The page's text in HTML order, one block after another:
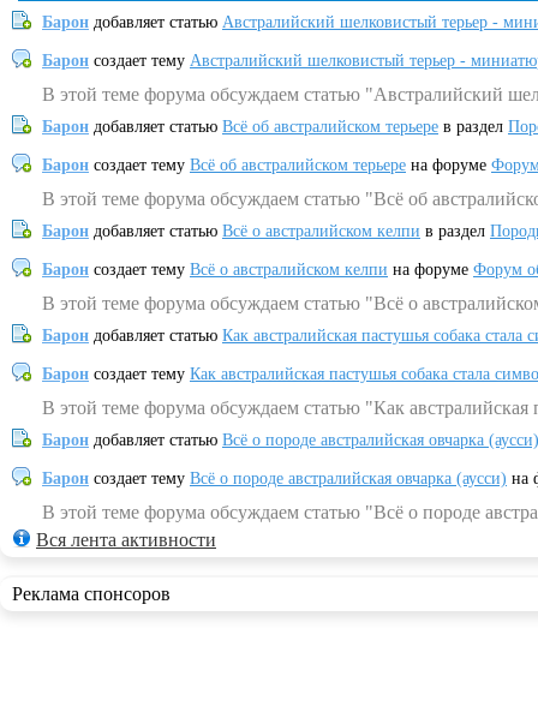
Барон добавляет статью Австралийский шелковистый терьер -
Барон создает тему Австралийский шелковистый терьер -
В этой теме форума обсуждаем статью "Австралийский
Барон добавляет статью Всё об австралийском терьере в раздел
Барон создает тему Всё об австралийском терьере на форуме
В этой теме форума обсуждаем статью "Всё об
Барон добавляет статью Всё о австралийском келпи в раздел
Барон создает тему Всё о австралийском келпи на форуме Форум
В этой теме форума обсуждаем статью "Всё о
Барон добавляет статью Как австралийская пастушья собака
Барон создает тему Как австралийская пастушья собака стала
В этой теме форума обсуждаем статью "Как
Барон добавляет статью Всё о породе австралийская овчарка (аусси)
Барон создает тему Всё о породе австралийская овчарка (аусси) на
В этой теме форума обсуждаем статью "Всё о породе
Вся лента активности
Реклама спонсоров